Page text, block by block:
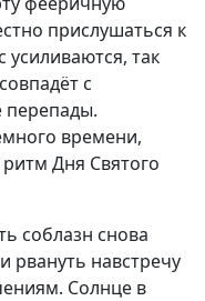
прислушаться к
так
с
времени,
Дня Святого
соблазн снова
рвануть навстречу
Солнце в